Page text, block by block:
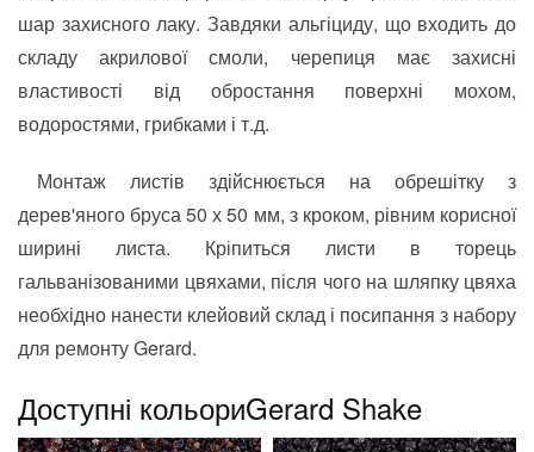
шар захисного лаку. Завдяки альгіциду, що входить до
складу акрилової смоли, черепиця має захисні
властивості від обростання поверхні мохом,
водоростями, грибками і т.д.
Монтаж листів здійснюється на обрешітку з
дерев'яного бруса 50 х 50 мм, з кроком, рівним корисної
ширині листа. Кріпиться листи в торець
гальванізованими цвяхами, після чого на шляпку цвяха
необхідно нанести клейовий склад і посипання з набору
для ремонту Gerard.
Доступні кольориGerard Shake